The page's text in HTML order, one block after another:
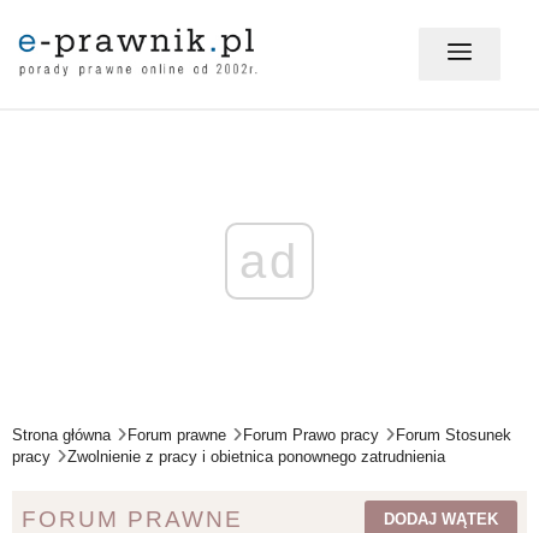
PORADY PRAWNE ONLINE
ad
Strona główna Forum prawne Forum Prawo pracy
Forum Stosunek
pracy
Zwolnienie z pracy i obietnica ponownego zatrudnienia
FORUM PRAWNE DODAJ WĄTEK